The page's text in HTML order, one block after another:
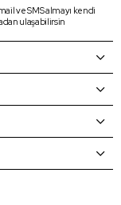
ve SMS almayı kendi
ulaşabilirsin